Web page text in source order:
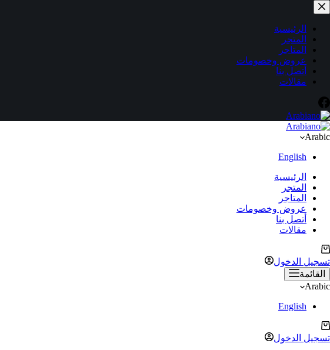
التجاوز
إلى
المحتوىالرئيسية
المتجر
المتاجر
عروض وخصومات
أتصل بنا
مقالات
Arabic
English
الرئيسية
المتجر
المتاجر
عروض وخصومات
أتصل بنا
مقالات
عربة
التسوق
تسجيل الدخول
القائمة
Arabic
English
عربة
التسوق
تسجيل الدخول